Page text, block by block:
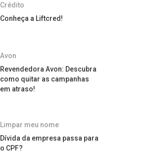
Crédito
Conheça a Liftcred!
Avon
Revendedora Avon: Descubra
como quitar as campanhas
em atraso!
Limpar meu nome
Dívida da empresa passa para
o CPF?